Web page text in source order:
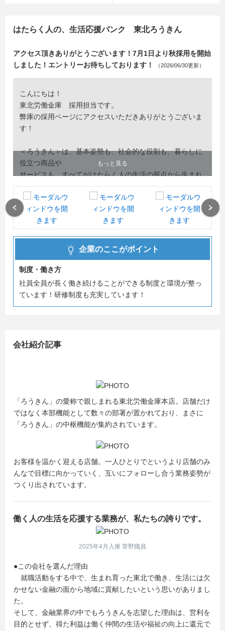
はたらく人の、生活応援バンク 東北ろうきん
アクセス頂きありがとうございます！7月1日より秋採用を開始
しました！エントリーお待ちしております！
（2026/06/30更新）
こんにちは！
東北労働金庫 採用担当です。
弊庫の採用ページにアクセスいただきありがとうございま
す！
＜ろうきん＞は、基本姿勢も、社会的な役割も、暮らしに
役立つ商品や
サービスも、すべてがはたらく人の生活の視点から生まれ
たものです。
はたらく人たちのいちばん身近で親しみやすい金融機関＝
生活応援バンクで
あり続けたいと考えています。
日本でただ一つの福祉金融機関である＜ろうきん＞を、
まずはもっと知っていただきたい、それが、採用担当とし
ての想いです。
もっと見る
企業のここがポイント
制度・働き方
社員全員が長く働き続けることができる制度と環境が整っ
ています！研修制度も充実しています！
会社紹介記事
「ろうきん」の愛称で親しまれる東北労働金庫本店。店舗だけ
ではなく本部機能として数々の部署が置かれており、まさに
「ろうきん」の中枢機能が集約されています。
お客様を温かく迎える店舗。一人ひとりでというより店舗のみ
んなで目標に向かっていく、互いにフォローし合う業務姿勢が
つくり出されています。
働く人の生活を応援する業務が、私たちの誇りです。
2025年4月入庫 菅野職員
●この会社を選んだ理由
就職活動をする中で、生まれ育った東北で働き、生活には欠
かせない金融の面から地域に貢献したいという思いがありまし
た。
そして、金融業界の中でもろうきんを志望した理由は、営利を
目的とせず、得た利益は働く仲間の生活や福祉の向上に還元で